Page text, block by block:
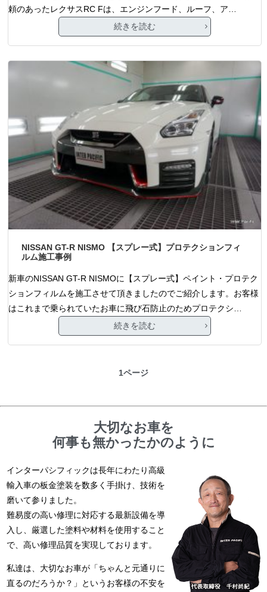
頼のあったレクサスRC Fは、エンジンフード、ルーフ、ア…
続きを読む
NISSAN GT-R NISMO 【スプレー式】プロテクションフィ
ルム施工事例
新車のNISSAN GT-R NISMOに【スプレー式】ペイント・プロテク
ションフィルムを施工させて頂きましたのでご紹介します。お客様
はこれまで乗られていたお車に飛び石防止のためプロテクシ…
続きを読む
1ページ
大切なお車を
何事も無かったかのように
インターパシフィックは長年にわたり高級
輸入車の板金塗装を数多く手掛け、技術を
磨いて参りました。
難易度の高い修理に対応する最新設備を導
入し、厳選した塗料や材料を使用すること
で、高い修理品質を実現しております。
私達は、大切なお車が「ちゃんと元通りに
直るのだろうか？」というお客様の不安を